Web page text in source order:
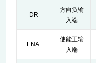
DR-
方向负输
入端
ENA+
使能正输
入端